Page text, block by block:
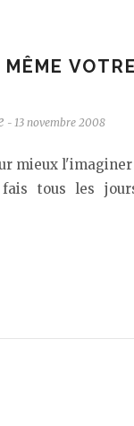
VOTRE
- 13 novembre 2008
mieux
tous les